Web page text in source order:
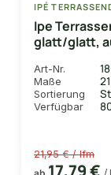
IPÉ
Ipe
glatt/glatt,
Art-Nr.
Maße
Sortierung
Verfügbar
21,95 € / lfm
17,79 €